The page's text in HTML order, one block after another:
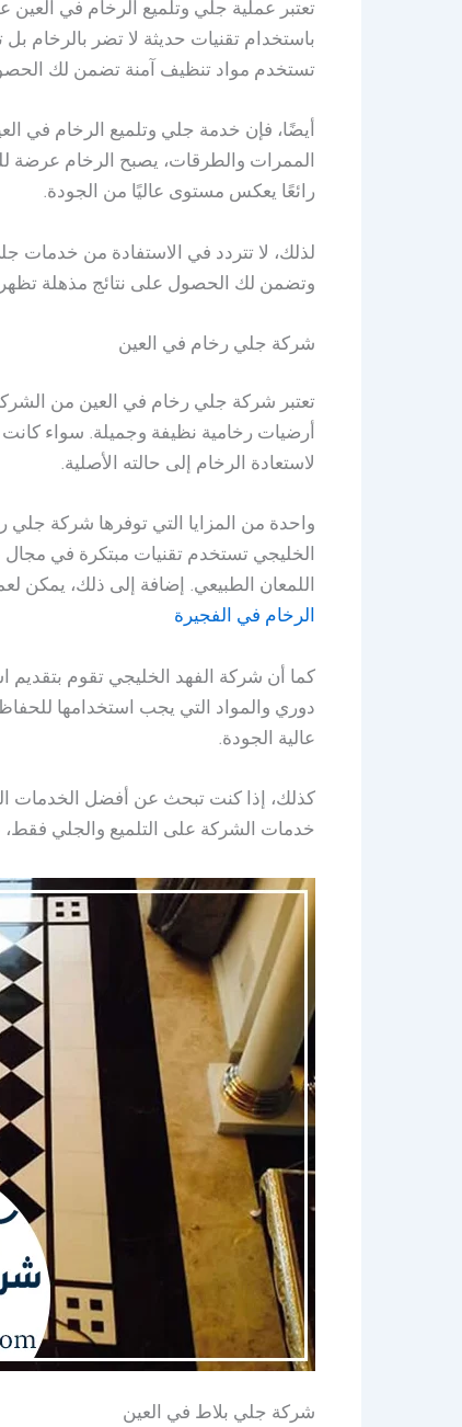
تعتبر عملية جلي وتلميع الرخام في
باستخدام تقنيات حديثة لا تضر بالرخام
تستخدم مواد تنظيف آمنة تضمن لك
أيضًا، فإن خدمة جلي وتلميع الرخام في
الممرات والطرقات، يصبح الرخام عرضة
رائعًا يعكس مستوى عاليًا من الجودة.
لذلك، لا تتردد في الاستفادة من خدمات
وتضمن لك الحصول على نتائج مذهلة تظهر
شركة جلي رخام في العين
تعتبر شركة جلي رخام في العين من
أرضيات رخامية نظيفة وجميلة. سواء
لاستعادة الرخام إلى حالته الأصلية.
واحدة من المزايا التي توفرها شركة جلي
الخليجي تستخدم تقنيات مبتكرة في
اللمعان الطبيعي. إضافة إلى ذلك، يمكن
الرخام في الفجيرة
كما أن شركة الفهد الخليجي تقوم
دوري والمواد التي يجب استخدامها
عالية الجودة.
كذلك، إذا كنت تبحث عن أفضل الخدمات
خدمات الشركة على التلميع والجلي فقط،
شركة جلي بلاط في العين